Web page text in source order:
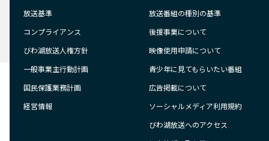
放送基準
コンプライアンス
びわ湖放送人権方針
一般事業主行動計画
国民保護業務計画
経営情報
放送番組の種別の基準
後援事業について
映像使用申請について
青少年に見てもらいたい番組
広告掲載について
ソーシャルメディア利用規約
びわ湖放送へのアクセス